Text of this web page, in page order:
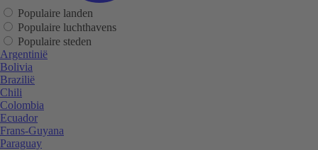
Populaire landen
Populaire luchthavens
Populaire steden
Argentinië
Bolivia
Brazilië
Chili
Colombia
Ecuador
Frans-Guyana
Paraguay